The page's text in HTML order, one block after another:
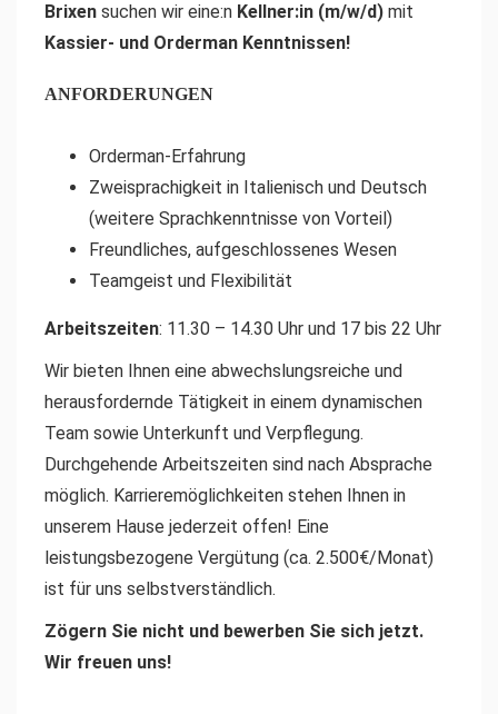
Brixen suchen wir eine:n Kellner:in (m/w/d) mit
Kassier- und Orderman Kenntnissen!
ANFORDERUNGEN
Orderman-Erfahrung
Zweisprachigkeit in Italienisch und Deutsch
(weitere Sprachkenntnisse von Vorteil)
Freundliches, aufgeschlossenes Wesen
Teamgeist und Flexibilität
Arbeitszeiten: 11.30 – 14.30 Uhr und 17 bis 22 Uhr
Wir bieten Ihnen eine abwechslungsreiche und
herausfordernde Tätigkeit in einem dynamischen
Team sowie Unterkunft und Verpflegung.
Durchgehende Arbeitszeiten sind nach Absprache
möglich. Karrieremöglichkeiten stehen Ihnen in
unserem Hause jederzeit offen! Eine
leistungsbezogene Vergütung (ca. 2.500€/Monat)
ist für uns selbstverständlich.
Zögern Sie nicht und bewerben Sie sich jetzt.
Wir freuen uns!